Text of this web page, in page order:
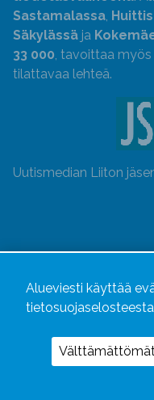
Sastamalassa,
Säkylässä ja
33 000, tavoittaa
tilattavaa lehteä.
Uutismedian Liiton
Alueviesti käyttää